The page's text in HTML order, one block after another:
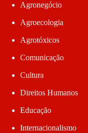
Agronegócio
Agroecologia
Agrotóxicos
Comunicação
Cultura
Direitos Humanos
Educação
Internacionalismo